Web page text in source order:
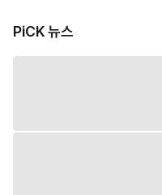
PiCK 뉴스